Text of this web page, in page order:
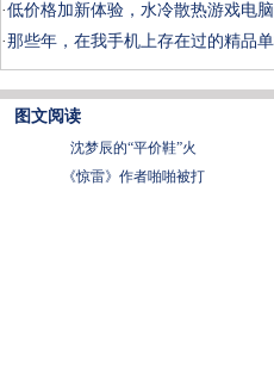
·低价格加新体验，水冷散热游戏电
·那些年，在我手机上存在过的精品
图文阅读
沈梦辰的“平价鞋”火
《惊雷》作者啪啪被打